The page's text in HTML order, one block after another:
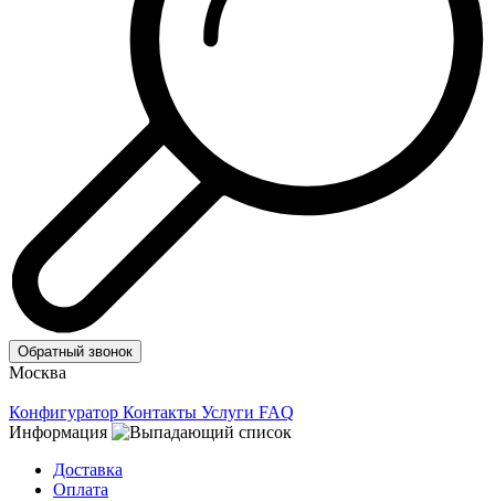
Обратный звонок
Москва
Конфигуратор Контакты Услуги FAQ
Информация
Доставка
Оплата